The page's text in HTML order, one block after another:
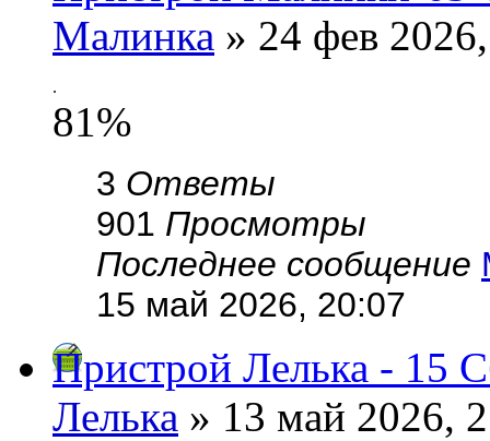
Малинка » 24 фев
.
81%
3 Ответы
901 Просмотры
Последнее сообщение
15 май 2026, 20:07
Пристрой Лелька - 15
Лелька » 13 май 2026,